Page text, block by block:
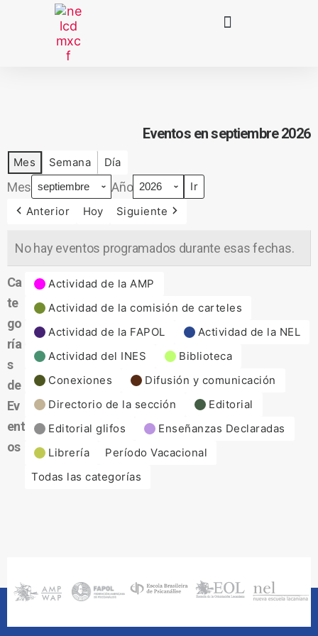
Eventos en septiembre 2026
Mes Semana Día
Mes Año
Anterior Hoy Siguiente
No hay eventos programados durante esas fechas.
Ca
te
go
ría
s
de
Ev
ent
os
Actividad de la AMP
Actividad de la comisión de carteles
Actividad de la FAPOL
Actividad de la NEL
Actividad del INES
Biblioteca
Conexiones
Difusión y comunicación
Directorio de la sección
Editorial
Editorial glifos
Enseñanzas Declaradas
Librería
Período Vacacional
Todas las categorías